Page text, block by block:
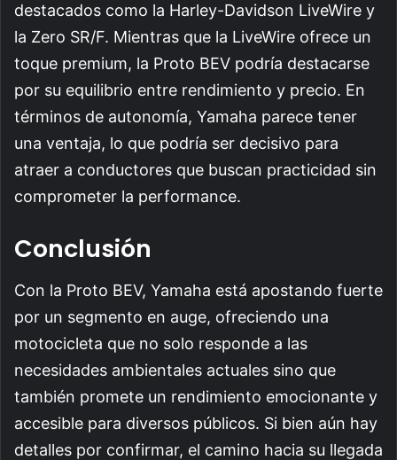
destacados como la Harley-Davidson LiveWire y
la Zero SR/F. Mientras que la LiveWire ofrece un
toque premium, la Proto BEV podría destacarse
por su equilibrio entre rendimiento y precio. En
términos de autonomía, Yamaha parece tener
una ventaja, lo que podría ser decisivo para
atraer a conductores que buscan practicidad sin
comprometer la performance.
Conclusión
Con la Proto BEV, Yamaha está apostando fuerte
por un segmento en auge, ofreciendo una
motocicleta que no solo responde a las
necesidades ambientales actuales sino que
también promete un rendimiento emocionante y
accesible para diversos públicos. Si bien aún hay
detalles por confirmar, el camino hacia su llegada